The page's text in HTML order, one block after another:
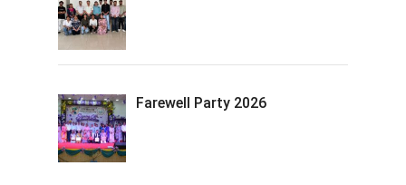
Farewell Party 2026